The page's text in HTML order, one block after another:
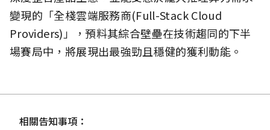
變現的「全棧雲端服務商(Full-Stack Cloud
Providers)」，預料其綜合壁壘在技術趨同的下半
場賽局中，將展現出最強勁且穩健的獲利動能。
相關告知事項：